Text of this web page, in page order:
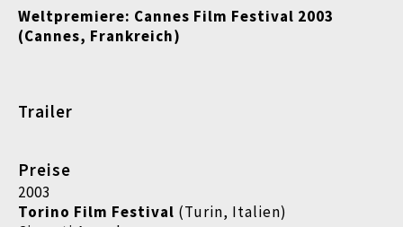
Weltpremiere: Cannes Film Festival 2003
(Cannes, Frankreich)
Trailer
Preise
2003
Torino Film Festival (Turin, Italien)